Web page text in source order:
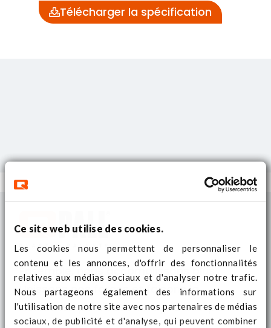
Ce site web utilise des cookies.
Les cookies nous permettent de personnaliser le
contenu et les annonces, d'offrir des fonctionnalités
relatives aux médias sociaux et d'analyser notre trafic.
Nous partageons également des informations sur
l'utilisation de notre site avec nos partenaires de médias
sociaux, de publicité et d'analyse, qui peuvent combiner
Télécharger la spécification
Ensemble, nous accomplissons plus.
Unissons nos forces et faisons la
différence par l'action ! #yourbestpal